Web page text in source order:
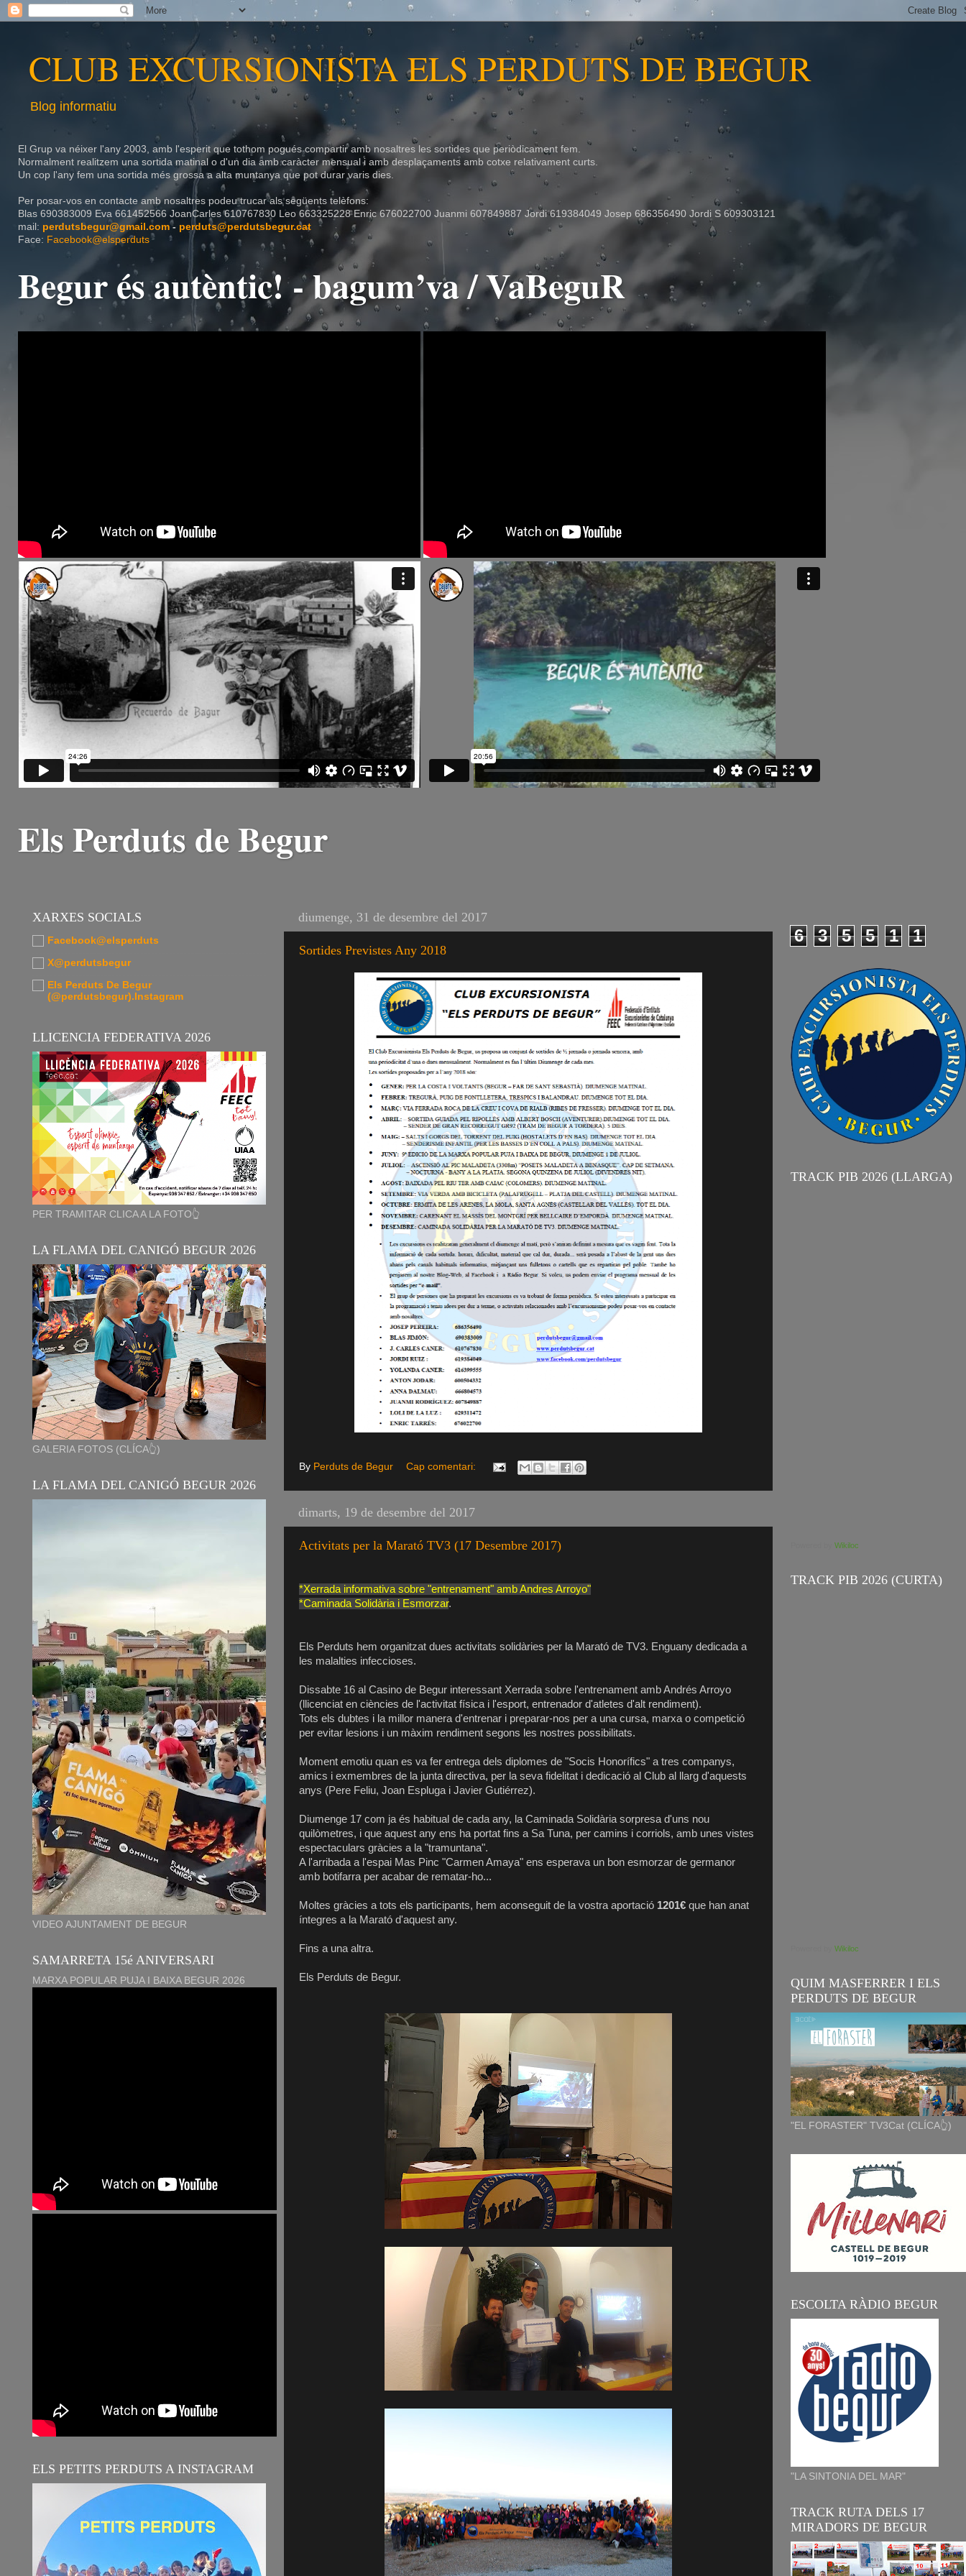
CLUB EXCURSIONISTA ELS PERDUTS DE BEGUR
Blog informatiu
El Grup va néixer l'any 2003, amb l'esperit que tothom pogués compartir amb nosaltres les sortides que periòdicament fem.
Normalment realitzem una sortida matinal o d'un dia amb caràcter mensual i amb desplaçaments amb cotxe relativament curts.
Un cop l'any fem una sortida més grossa a alta muntanya que pot durar varis dies.
Per posar-vos en contacte amb nosaltres podeu trucar als següents telèfons:
Blas 690383009 Eva 661452566 JoanCarles610767830 Leo 663325228 Enric 676022700 Juanmi 607849887 Jordi 619384049 Josep 686356490 Jordi S 609303121
mail: perdutsbegur@gmail.com- perduts@perdutsbegur.cat
Face: Facebook@elsperduts
Begur és autèntic! - bagum’va / VaBeguR
Els Perduts de Begur
diumenge, 31 de desembre del 2017
Sortides Previstes Any 2018
By Perduts de Begur Cap comentari:
dimarts, 19 de desembre del 2017
Activitats per la Marató TV3 (17 Desembre 2017)
*Xerrada informativa sobre "entrenament" amb Andres Arroyo"
*Caminada Solidària i Esmorzar.
Els Perduts hem organitzat dues activitats solidàries per la Marató de TV3. Enguany dedicada a
les malalties infeccioses.
Dissabte 16 al Casino de Begur interessant Xerrada sobre l'entrenament amb Andrés Arroyo
(llicenciat en ciències de l'activitat física i l'esport, entrenador d'atletes d'alt rendiment).
Tots els dubtes i la millor manera d'entrenar i preparar-nos per a una cursa, marxa o competició
per evitar lesions i un màxim rendiment segons les nostres possibilitats.
Moment emotiu quan es va fer entrega dels diplomes de "Socis Honorífics" a tres companys,
amics i exmembres de la junta directiva, per la seva fidelitat i dedicació al Club al llarg d'aquests
anys (Pere Feliu, Joan Espluga i Javier Gutiérrez).
Diumenge 17 com ja és habitual de cada any, la Caminada Solidària sorpresa d'uns nou
quilòmetres, i que aquest any ens ha portat fins a Sa Tuna, per camins i corriols, amb unes vistes
espectaculars gràcies a la "tramuntana".
A l'arribada a l'espai Mas Pinc "Carmen Amaya" ens esperava un bon esmorzar de germanor
amb botifarra per acabar de rematar-ho...
Moltes gràcies a tots els participants, hem aconseguit de la vostra aportació 1201€ que han anat
íntegres a la Marató d'aquest any.
Fins a una altra.
Els Perduts de Begur.
XARXES SOCIALS
Facebook@elsperduts
X@perdutsbegur
Els Perduts De Begur
(@perdutsbegur).Instagram
LLICENCIA FEDERATIVA 2026
PER TRAMITAR CLICA A LA FOTO👆
LA FLAMA DEL CANIGÓ BEGUR 2026
GALERIA FOTOS (CLÍCA👆)
LA FLAMA DEL CANIGÓ BEGUR 2026
VIDEO AJUNTAMENT DE BEGUR
SAMARRETA 15é ANIVERSARI
MARXA POPULAR PUJA I BAIXA BEGUR 2026
ELS PETITS PERDUTS A INSTAGRAM
6 3 5 5 1 1
TRACK PIB 2026 (LLARGA)
Wikiloc
TRACK PIB 2026 (CURTA)
Wikiloc
QUIM MASFERRER I ELS
PERDUTS DE BEGUR
"EL FORASTER" TV3Cat (CLÍCA👆)
ESCOLTA RÀDIO BEGUR
"LA SINTONIA DEL MAR"
TRACK RUTA DELS 17
MIRADORS DE BEGUR